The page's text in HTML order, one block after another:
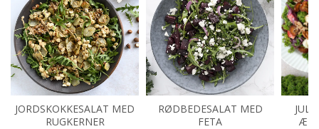
JORDSKOKKESALAT MED
RUGKERNER
RØDBEDESALAT MED
FETA